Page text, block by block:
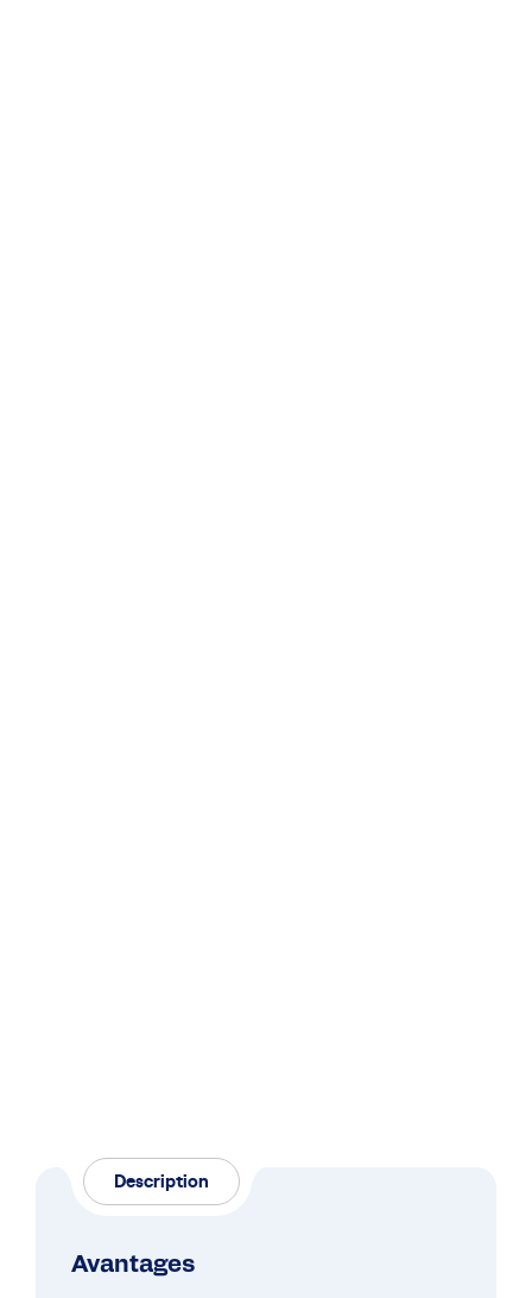
Description
Avantages